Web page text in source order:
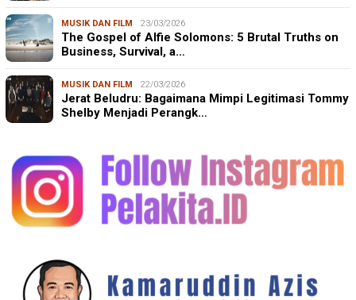
MUSIK DAN FILM 23/03/2026
The Gospel of Alfie Solomons: 5 Brutal Truths on
Business, Survival, a…
MUSIK DAN FILM 22/03/2026
Jerat Beludru: Bagaimana Mimpi Legitimasi Tommy
Shelby Menjadi Perangk…